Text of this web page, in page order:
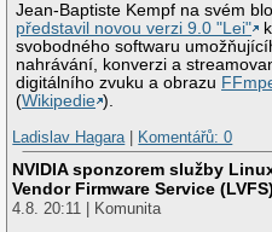
Jean-Baptiste Kempf na svém
představil novou verzi 9.0 "Lei"
svobodného softwaru
nahrávání, konverzi a
digitálního zvuku a obrazu
(Wikipedie ).
Ladislav Hagara| Komentářů: 0
NVIDIA sponzorem služby
Vendor Firmware Service (LVFS)
4.8. 20:11 | Komunita